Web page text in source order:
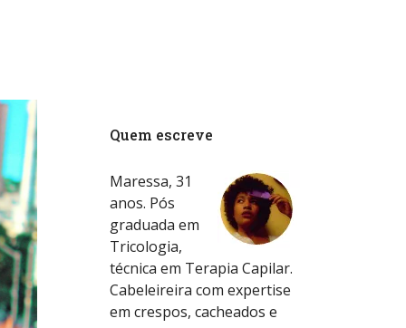
Quem escreve
Maressa, 31
anos. Pós
graduada em
Tricologia,
técnica em Terapia Capilar.
Cabeleireira com expertise
em crespos, cacheados e